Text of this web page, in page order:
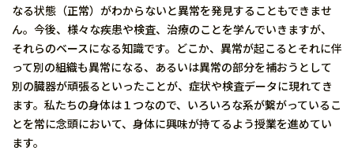
なる状態（正常）がわからないと異常を発見することもできませ
ん。今後、様々な疾患や検査、治療のことを学んでいきますが、
それらのベースになる知識です。どこか、異常が起こるとそれに伴
って別の組織も異常になる、あるいは異常の部分を補おうとして
別の臓器が頑張るといったことが、症状や検査データに現れてき
ます。私たちの身体は１つなので、いろいろな系が繋がっているこ
とを常に念頭において、身体に興味が持てるよう授業を進めてい
ます。